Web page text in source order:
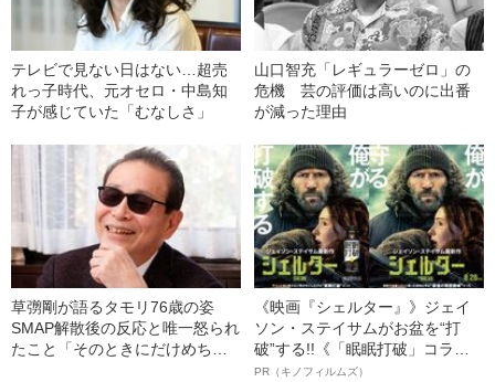
テレビで見ない日はない…超売
れっ子時代、元オセロ・中島知
子が感じていた「むなしさ」
山口智充「レギュラーゼロ」の
危機 芸の評価は高いのに出番
が減った理由
草彅剛が語るタモリ76歳の姿
SMAP解散後の反応と唯一怒られ
たこと「そのときにだけめちゃ
《映画『シェルター』》ジェイ
ソン・ステイサムがお盆を“打
破”する!!《「眠眠打破」コラ
ボ》
PR（キノフィルムズ）